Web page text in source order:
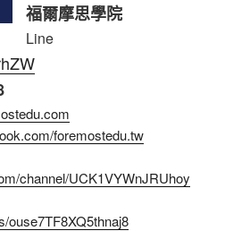
福爾摩思學院
Line
foremostedu.tw
channel/UCK1VYWnJRUhoy
ouse7TF8XQ5thnaj8